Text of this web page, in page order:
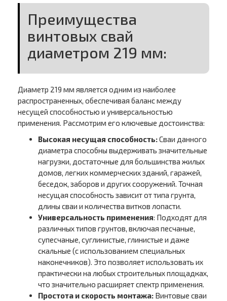
Преимущества
винтовых свай
диаметром 219 мм:
Диаметр 219 мм является одним из наиболее
распространенных, обеспечивая баланс между
несущей способностью и универсальностью
применения. Рассмотрим его ключевые достоинства:
Высокая несущая способность:Сваи данного
диаметра способны выдерживать значительные
нагрузки, достаточные для большинства жилых
домов, легких коммерческих зданий, гаражей,
беседок, заборов и других сооружений. Точная
несущая способность зависит от типа грунта,
длины сваи и количества витков лопасти.
Универсальность применения: Подходят для
различных типов грунтов, включая песчаные,
супесчаные, суглинистые, глинистые и даже
скальные (с использованием специальных
наконечников). Это позволяет использовать их
практически на любых строительных площадках,
что значительно расширяет спектр применения.
Простота и скорость монтажа: Винтовые сваи